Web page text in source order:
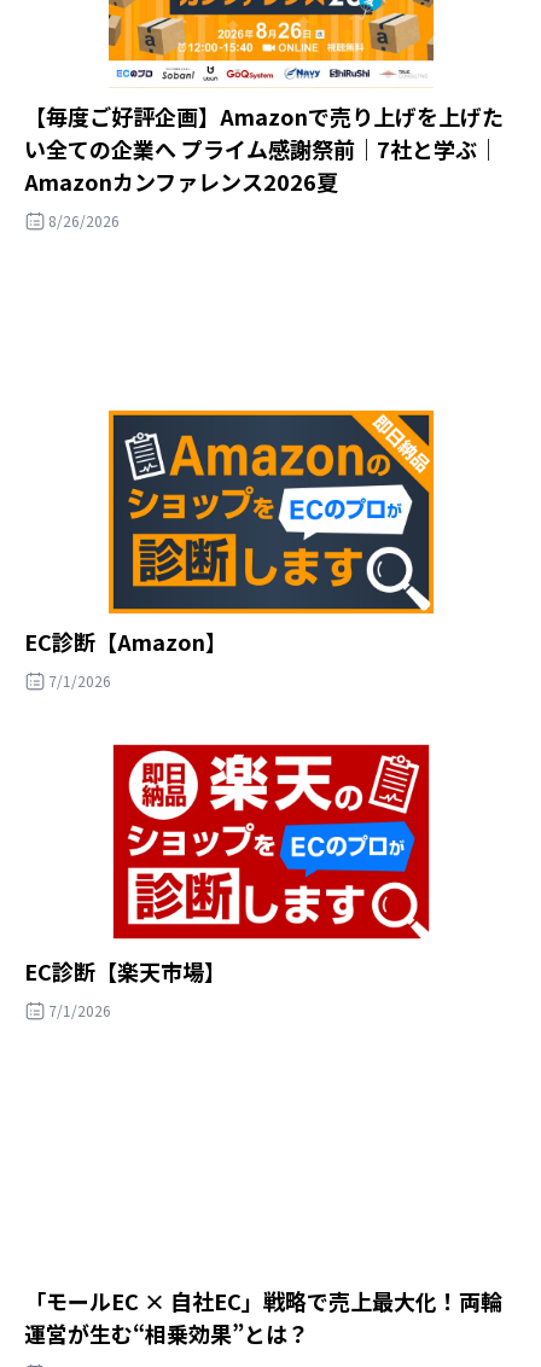
【毎度ご好評企画】Amazonで売り上げを上げた
い全ての企業へ プライム感謝祭前｜7社と学ぶ｜
Amazonカンファレンス2026夏
8/26/2026
EC診断【Amazon】
7/1/2026
EC診断【楽天市場】
7/1/2026
「モールEC × 自社EC」戦略で売上最大化！両輪
運営が生む“相乗効果”とは？